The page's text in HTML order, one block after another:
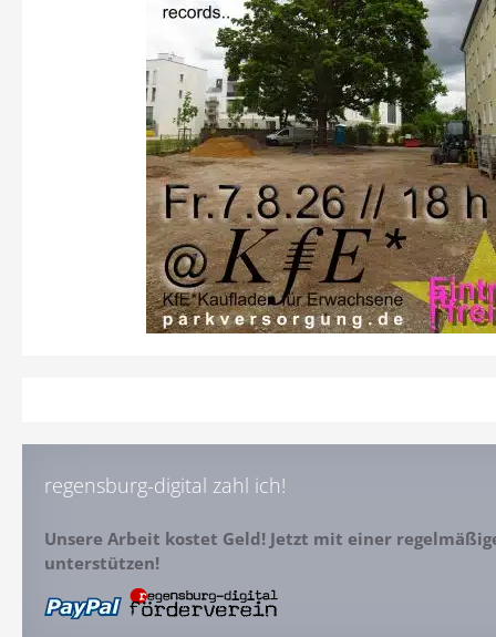
regensburg-digital zahl ich!
Unsere Arbeit kostet Geld! Jetzt mit einer
unterstützen!